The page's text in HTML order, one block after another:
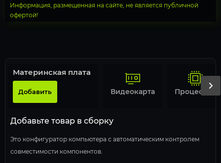
Информация, размещенная на сайте, не является публичной
офертой!
Добавьте товар в сборку
Это конфигуратор компьютера с автоматическим контролем
совместимости компонентов.
Материнская плата
Добавить Видеокарта Процессор